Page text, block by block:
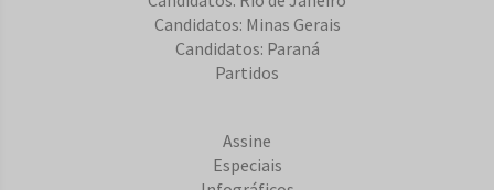
Candidatos: Minas Gerais
Candidatos: Paraná
Partidos
Assine
Especiais